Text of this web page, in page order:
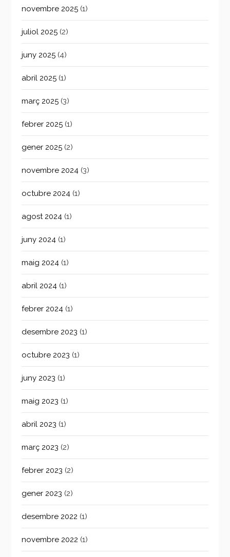
novembre 2025 (1)
juliol 2025 (2)
juny 2025 (4)
abril 2025 (1)
març 2025 (3)
febrer 2025 (1)
gener 2025 (2)
novembre 2024 (3)
octubre 2024 (1)
agost 2024 (1)
juny 2024 (1)
maig 2024 (1)
abril 2024 (1)
febrer 2024 (1)
desembre 2023 (1)
octubre 2023 (1)
juny 2023 (1)
maig 2023 (1)
abril 2023 (1)
març 2023 (2)
febrer 2023 (2)
gener 2023 (2)
desembre 2022 (1)
novembre 2022 (1)